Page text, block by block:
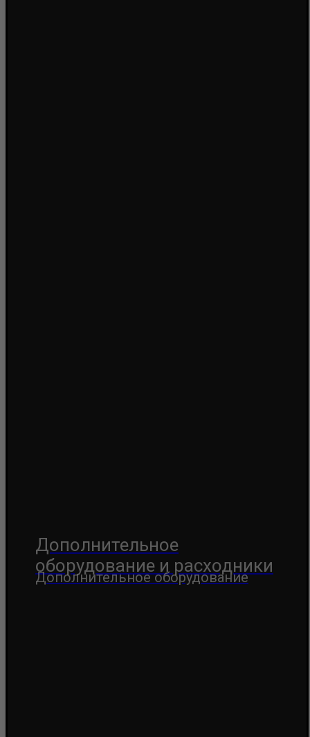
Дополнительное
оборудование и расходники
Дополнительное оборудование